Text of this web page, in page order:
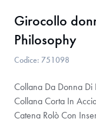
Girocollo
Philosophy
Codice: 751098
Collana Da Donna Di
Collana Corta In
Catena Rolò Con